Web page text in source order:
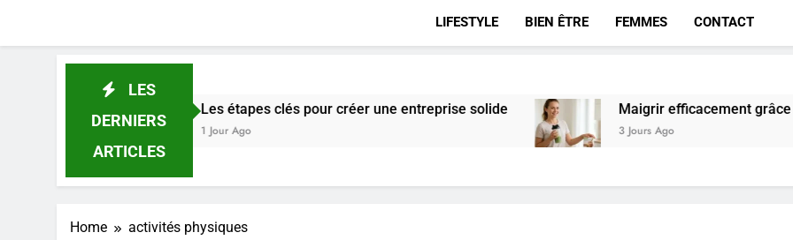
LIFESTYLE BIEN ÊTRE FEMMES CONTACT
LES
DERNIERS
ARTICLES
Les étapes clés pour créer une entreprise solide
1 Jour Ago
Maigrir efficacement grâce aux substituts de
3 Jours Ago
Home activités physiques